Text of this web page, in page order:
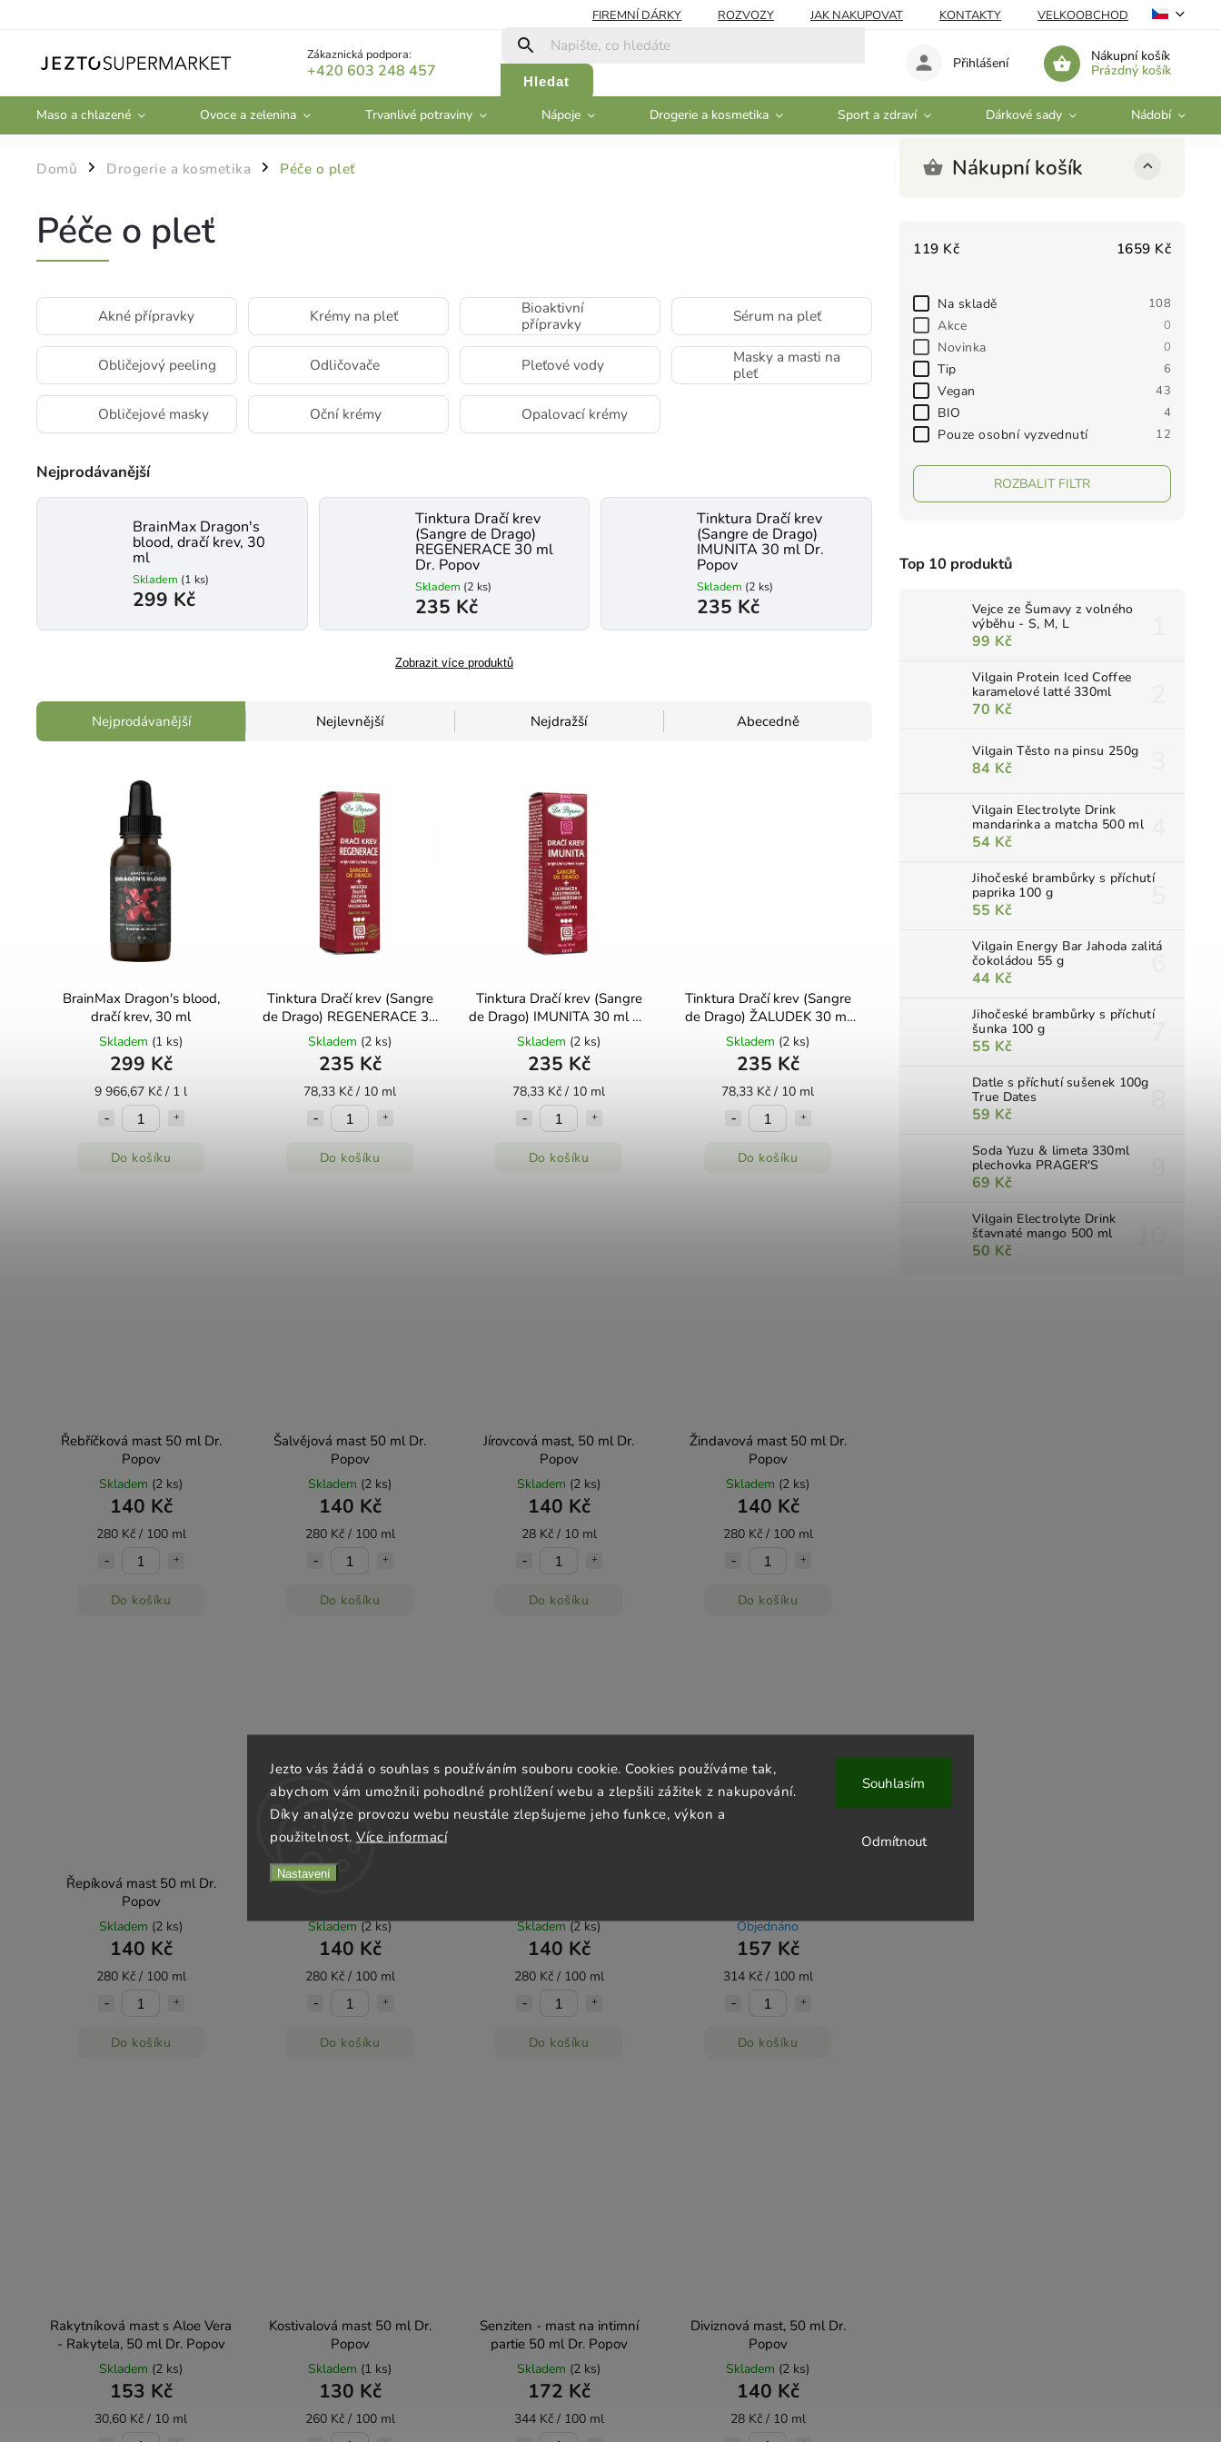
Jezto vás žádá o souhlas s používáním souboru cookie. Cookies používáme tak,
abychom vám umožnili pohodlné prohlížení webu a zlepšili zážitek z nakupování.
Díky analýze provozu webu neustále zlepšujeme jeho funkce, výkon a
použitelnost. Více informací
Nastavení
Odmítnout
Souhlasím
FIREMNÍ DÁRKY ROZVOZY JAK NAKUPOVAT KONTAKTY VELKOOBCHOD
Zákaznická podpora:
+420 603 248 457
Hledat
Nákupní košík
Prázdný košík
Přihlášení
Maso a chlazené Ovoce a zelenina Trvanlivé potraviny Nápoje Drogerie a kosmetika Sport a zdraví Dárkové sady Nádobí
Domů / Drogerie a kosmetika / Péče o pleť Nákupní košík
119 Kč 1659 Kč
Na skladě 108
Akce 0
Novinka 0
Tip 6
Vegan 43
BIO 4
Pouze osobní vyzvednutí 12
ROZBALIT FILTR
Top 10 produktů
Vejce ze Šumavy z volného
výběhu - S, M, L
99 Kč
Vilgain Protein Iced Coffee
karamelové latté 330ml
70 Kč
Vilgain Těsto na pinsu 250g
84 Kč
Vilgain Electrolyte Drink
mandarinka a matcha 500 ml
54 Kč
Jihočeské brambůrky s příchutí
paprika 100 g
55 Kč
Vilgain Energy Bar Jahoda zalitá
čokoládou 55 g
44 Kč
Jihočeské brambůrky s příchutí
šunka 100 g
55 Kč
Datle s příchutí sušenek 100g
True Dates
59 Kč
Soda Yuzu & limeta 330ml
plechovka PRAGER'S
69 Kč
Vilgain Electrolyte Drink
šťavnaté mango 500 ml
50 Kč
Péče o pleť
Akné přípravky Krémy na pleť
Bioaktivní
přípravky
Sérum na pleť
Obličejový peeling Odličovače Pleťové vody
Masky a masti na
pleť
Obličejové masky Oční krémy Opalovací krémy
Nejprodávanější
BrainMax Dragon's
blood, dračí krev, 30
ml
Skladem (1 ks)
299 Kč
Tinktura Dračí krev
(Sangre de Drago)
REGENERACE 30 ml
Dr. Popov
Skladem (2 ks)
235 Kč
Tinktura Dračí krev
(Sangre de Drago)
IMUNITA 30 ml Dr.
Popov
Skladem (2 ks)
235 Kč
Zobrazit více produktů
Nejprodávanější Nejlevnější Nejdražší Abecedně
BrainMax Dragon's blood,
dračí krev, 30 ml
Skladem (1 ks)
299 Kč
9 966,67 Kč / 1 l
Do košíku
Tinktura Dračí krev (Sangre
de Drago) REGENERACE 30
ml Dr. Popov
Skladem (2 ks)
235 Kč
78,33 Kč / 10 ml
Do košíku
Tinktura Dračí krev (Sangre
de Drago) IMUNITA 30 ml Dr.
Popov
Skladem (2 ks)
235 Kč
78,33 Kč / 10 ml
Do košíku
Tinktura Dračí krev (Sangre
de Drago) ŽALUDEK 30 ml
Dr. Popov
Skladem (2 ks)
235 Kč
78,33 Kč / 10 ml
Do košíku
Řebříčková mast 50 ml Dr.
Popov
Skladem (2 ks)
140 Kč
280 Kč / 100 ml
Do košíku
Šalvějová mast 50 ml Dr.
Popov
Skladem (2 ks)
140 Kč
280 Kč / 100 ml
Do košíku
Jírovcová mast, 50 ml Dr.
Popov
Skladem (2 ks)
140 Kč
28 Kč / 10 ml
Do košíku
Žindavová mast 50 ml Dr.
Popov
Skladem (2 ks)
140 Kč
280 Kč / 100 ml
Do košíku
Řepíková mast 50 ml Dr.
Popov
Skladem (2 ks)
140 Kč
280 Kč / 100 ml
Do košíku
Heřmánková mast 50 ml Dr.
Skladem(2 ks)
140 Kč
280 Kč / 100 ml
Do košíku
Skladem(2 ks)
140 Kč
280 Kč / 100 ml
Do košíku
Objednáno
157 Kč
314 Kč / 100 ml
Do košíku
Rakytníková mast s Aloe Vera
- Rakytela, 50 ml Dr. Popov
Skladem (2 ks)
153 Kč
30,60 Kč / 10 ml
Kostivalová mast 50 ml Dr.
Popov
Skladem (1 ks)
130 Kč
260 Kč / 100 ml
Senziten - mast na intimní
partie 50 ml Dr. Popov
Skladem (2 ks)
172 Kč
344 Kč / 100 ml
Diviznová mast, 50 ml Dr.
Popov
Skladem (2 ks)
140 Kč
28 Kč / 10 ml